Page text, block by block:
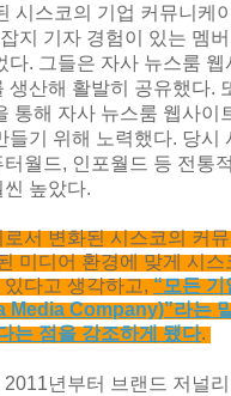
시스코의 기업 커뮤니케
지 기자 경험이 있는 멤
다. 그들은 자사 뉴스룸
생산해 활발히 공유했다.
통해 자사 뉴스룸 웹사이
들기 위해 노력했다. 당시
월드, 인포월드 등 전통
높았다.
서 변화된 시스코의 커
미디어 환경에 맞게 시
있다고 생각하고,“모든 기
Company)”라는
는 점을 강조하게 됐다.
년부터 브랜드 저널